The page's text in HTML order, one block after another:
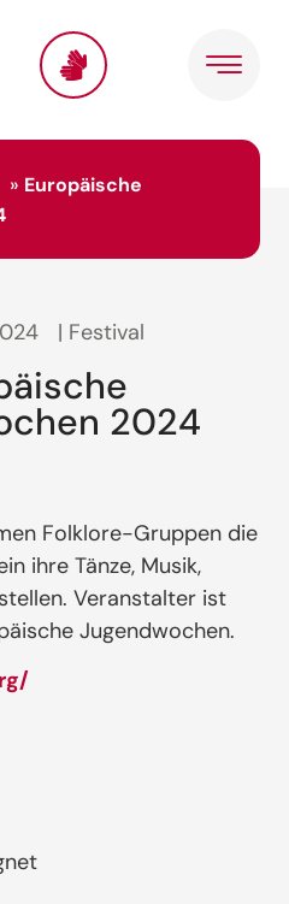
» Europäische
| Festival
2024
Folklore-Gruppen die
ihre Tänze, Musik,
Veranstalter ist
Jugendwochen.